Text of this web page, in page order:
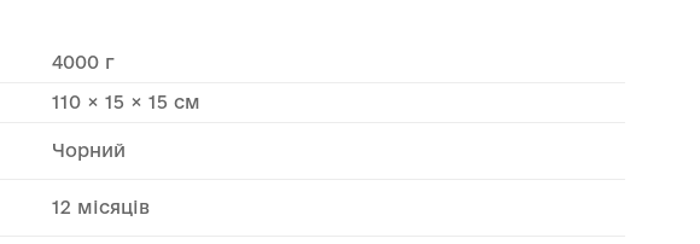
4000 г
110 × 15 × 15 см
Чорний
12 місяців